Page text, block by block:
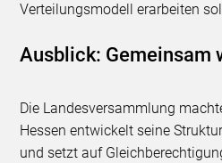
Verteilungsmodell erarbeiten
Ausblick: Gemeinsam
Die Landesversammlung
Hessen entwickelt seine
und setzt auf